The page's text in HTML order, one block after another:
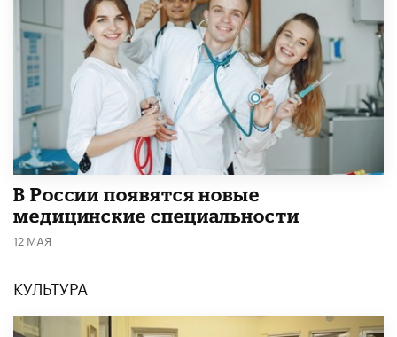
В России появятся новые
медицинские специальности
12 МАЯ
КУЛЬТУРА